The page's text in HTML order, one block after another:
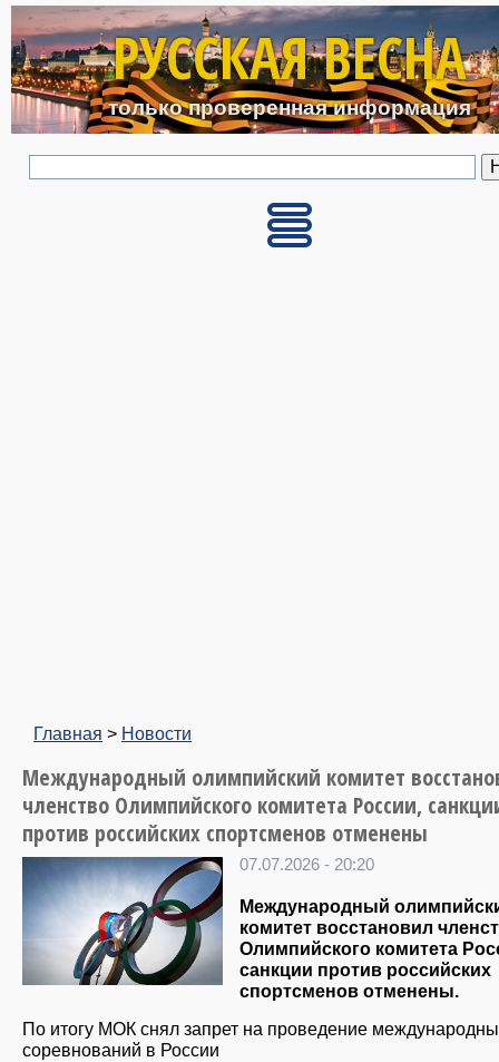
Перейти к основному
РУССКАЯ ВЕСНА
только проверенная информация
Главная > Новости
Международный олимпийский комитет
членство Олимпийского комитета России,
против российских спортсменов отменены
07.07.2026 - 20:20
Международный
комитет восстановил
Олимпийского комитета
санкции против российских
спортсменов отменены.
По итогу МОК снял запрет на проведение
соревнований в России